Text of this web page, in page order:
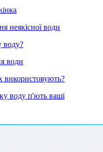
неякісної води
воду?
води
використовують?
воду п'ють ваші